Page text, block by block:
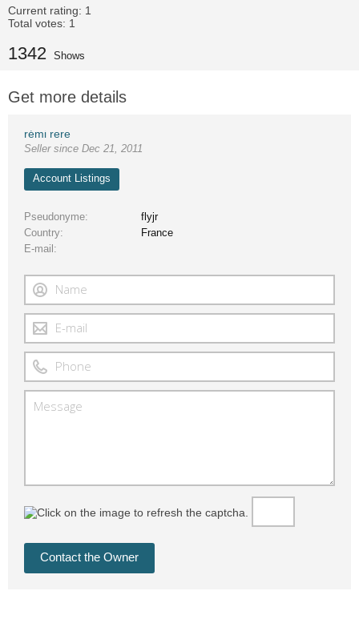
Current rating: 1
Total votes: 1
1342 Shows
Get more details
rémi rere
Seller since Dec 21, 2011
Account Listings
Pseudonyme
flyjr
Country
France
E-mail